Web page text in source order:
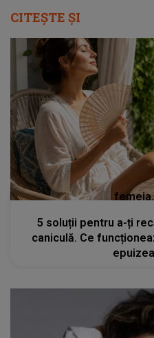
CITEȘTE ȘI
5 soluții pentru a-ți
caniculă. Ce